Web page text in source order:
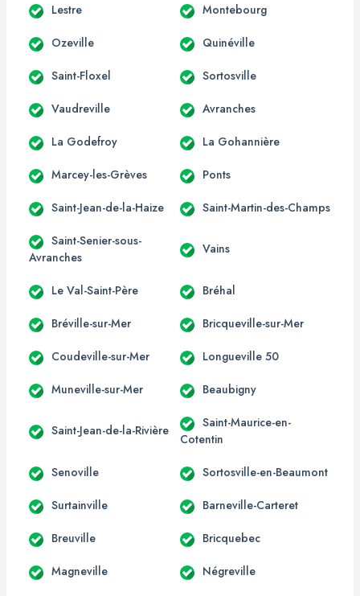
Lestre Montebourg
Ozeville Quinéville
Saint-Floxel Sortosville
Vaudreville Avranches
La Godefroy La Gohannière
Marcey-les-Grèves Ponts
Saint-Jean-de-la-Haize Saint-Martin-des-Champs
Saint-Senier-sous-
Avranches
Vains
Le Val-Saint-Père Bréhal
Bréville-sur-Mer Bricqueville-sur-Mer
Coudeville-sur-Mer Longueville 50
Muneville-sur-Mer Beaubigny
Saint-Jean-de-la-Rivière
Saint-Maurice-en-
Cotentin
Senoville Sortosville-en-Beaumont
Surtainville Barneville-Carteret
Breuville Bricquebec
Magneville Négreville